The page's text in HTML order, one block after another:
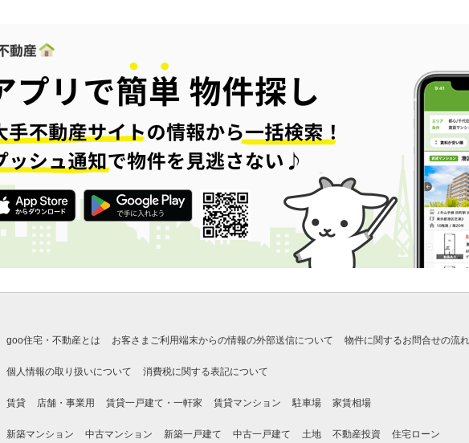
goo住宅・不動産とは お客さまご利用端末からの情報の外部送信について 物件に関するお問合せの流れ
個人情報の取り扱いについて 消費税に関する表記について
賃貸 店舗・事業用 賃貸一戸建て・一軒家 賃貸マンション 駐車場 家賃相場
新築マンション 中古マンション 新築一戸建て 中古一戸建て 土地 不動産投資 住宅ローン